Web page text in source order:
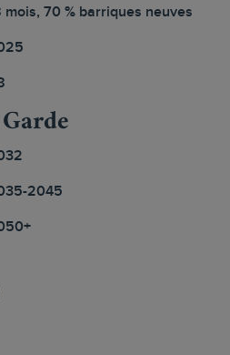
mois, 70 % barriques neuves
2045